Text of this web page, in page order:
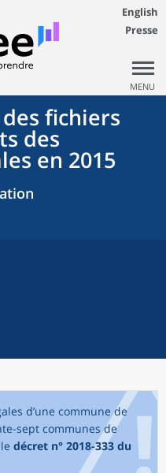
English
Presse
MENU
fichiers
des
en 2015
d’une commune de
sept communes de
décret n° 2018-333 du